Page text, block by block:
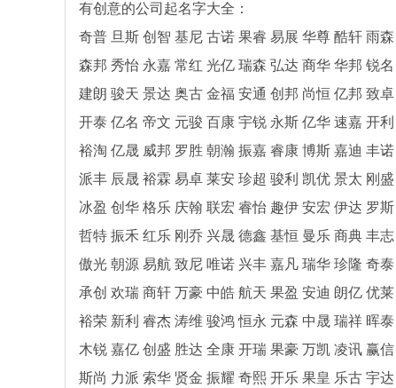
有创意的公司起名字大全：
奇普 旦斯 创智 基尼 古诺 果睿 易展 华尊 酷轩 雨森
森邦 秀怡 永嘉 常红 光亿 瑞森 弘达 商华 华邦 锐名
建朗 骏天 景达 奥古 金福 安通 创邦 尚恒 亿邦 致卓
开泰 亿名 帝文 元骏 百康 宇锐 永斯 亿华 速嘉 开利
裕淘 亿晟 威邦 罗胜 朝瀚 振嘉 睿康 博斯 嘉迪 丰诺
派丰 辰晟 裕霖 易卓 莱安 珍超 骏利 凯优 景太 刚盛
冰盈 创华 格乐 庆翰 联宏 睿怡 趣伊 安宏 伊达 罗斯
哲特 振禾 红乐 刚乔 兴晟 德鑫 基恒 曼乐 商典 丰志
傲光 朝源 易航 致尼 唯诺 兴丰 嘉凡 瑞华 珍隆 奇泰
承创 欢瑞 商轩 万豪 中皓 航天 果盈 安迪 朗亿 优莱
裕荣 新利 睿杰 涛维 骏鸿 恒永 元森 中晟 瑞祥 晖泰
木锐 嘉亿 创盛 胜达 全康 开瑞 果豪 万凯 凌讯 赢信
斯尚 力派 索华 贤金 振耀 奇熙 开乐 果皇 乐古 宇达